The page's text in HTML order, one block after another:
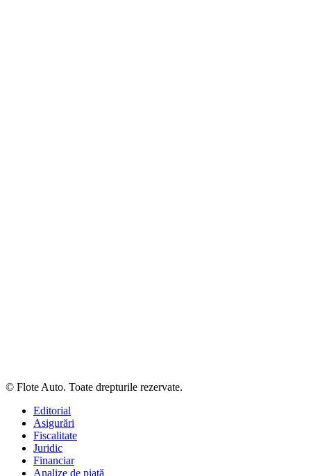
© Flote Auto. Toate drepturile rezervate.
Editorial
Asigurări
Fiscalitate
Juridic
Financiar
Analize de piață